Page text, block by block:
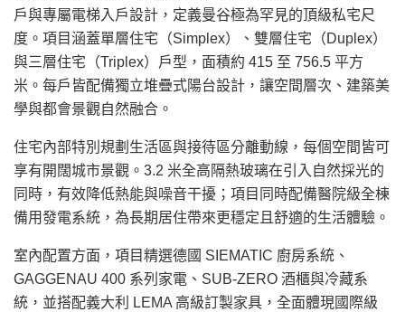
戶與專屬電梯入戶設計，定義曼谷極為罕見的頂級私宅尺
度。項目涵蓋單層住宅（Simplex）、雙層住宅（Duplex）
與三層住宅（Triplex）戶型，面積約 415 至 756.5 平方
米。每戶皆配備獨立堆疊式陽台設計，讓空間層次、建築美
學與都會景觀自然融合。
住宅內部特別規劃生活區與接待區分離動線，每個空間皆可
享有開闊城市景觀。3.2 米全高隔熱玻璃在引入自然採光的
同時，有效降低熱能與噪音干擾；項目同時配備醫院級全棟
備用發電系統，為長期居住帶來更穩定且舒適的生活體驗。
室內配置方面，項目精選德國 SIEMATIC 廚房系統、
GAGGENAU 400 系列家電、SUB-ZERO 酒櫃與冷藏系
統，並搭配義大利 LEMA 高級訂製家具，全面體現國際級